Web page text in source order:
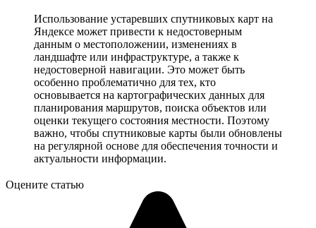
Использование устаревших спутниковых карт на
Яндексе может привести к недостоверным
данным о местоположении, изменениях в
ландшафте или инфраструктуре, а также к
недостоверной навигации. Это может быть
особенно проблематично для тех, кто
основывается на картографических данных для
планирования маршрутов, поиска объектов или
оценки текущего состояния местности. Поэтому
важно, чтобы спутниковые карты были обновлены
на регулярной основе для обеспечения точности и
актуальности информации.
Оцените статью